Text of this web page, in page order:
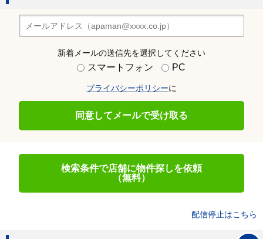
新着メールの送信先を選択してください
スマートフォン PC
プライバシーポリシーに
同意してメールで受け取る
検索条件で店舗に物件探しを依頼
（無料）
配信停止はこちら